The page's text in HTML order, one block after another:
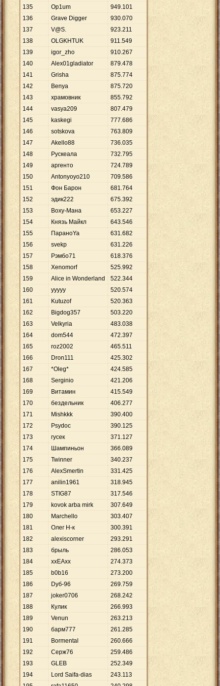
135
Op1um 949.101
136
Grave Digger 930.070
137
V@S. 923.211
138
OLGKHTUK 911.549
139
igor_zho 910.267
140
Alex01gladiator 879.478
141
Grisha 875.774
142
Benya 875.720
143
храмовник 855.792
144
vasya209 807.479
145
kaskegi 777.686
146
sotskova 763.809
147
Akello88 736.035
148
Рускеала 732.795
149
аргенто 724.789
150
Antonyoyo210 709.586
151
Фон Барон 681.764
152
эдик222 675.392
153
Воху-Мана 653.227
154
Князь Майкл 643.546
155
ПараноYa 631.682
156
svekp 631.226
157
Рэмбо71 618.376
158
Xenomorf 525.992
159
Alice in Wonderland 522.344
160
ууууу 520.574
161
Kutuzof 520.363
162
Bigdog357 503.220
163
Velkyria 483.038
164
dom544 472.397
165
roz2002 465.511
166
Dron111 425.302
167
*Oleg* 424.585
168
Serginio 421.206
169
Витамин 415.549
170
бездельник 406.277
171
Mishkkk 390.400
172
Psydoc 390.125
173
гусек 371.127
174
Шампиньон 366.089
175
Twinner 340.237
176
AlexSmertin 331.425
177
anilin1961 318.945
178
STIG87 317.546
179
kovok arba mirk 307.649
180
Marchello 303.407
181
Олег Н-к 300.391
182
alexiscorner 293.291
183
брыль 286.053
184
ххЕАхх 274.373
185
b0b16 273.200
186
Dуб-96 269.759
187
joker0706 268.242
188
Кулик 266.993
189
Venun 263.213
190
барм777 261.285
191
Bormental 260.666
192
Серж76 259.486
193
GLEB 252.349
194
Lord Saifa-dias 243.113